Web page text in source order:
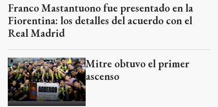
Franco Mastantuono fue presentado en la
Fiorentina: los detalles del acuerdo con el
Real Madrid
Mitre obtuvo el primer
ascenso